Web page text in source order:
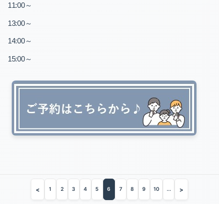
11:00～
13:00～
14:00～
15:00～
< 1 2 3 4 5 6 7 8 9 10 ... >